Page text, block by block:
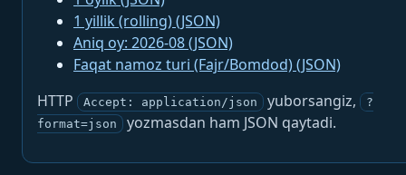
1 yillik (rolling) (JSON)
Aniq oy: 2026-08 (JSON)
Faqat namoz turi (Fajr/Bomdod) (JSON)
HTTP
Accept: application/json yuborsangiz,
?
format=json
yozmasdan ham JSON qaytadi.